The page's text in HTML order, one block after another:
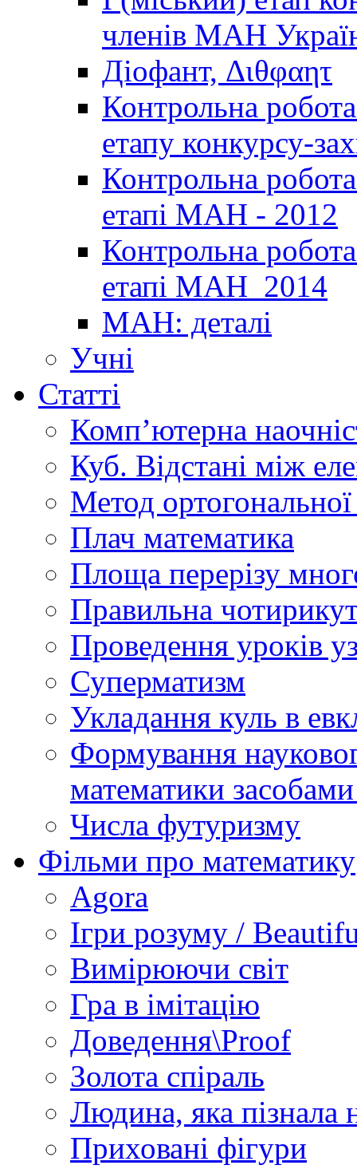
членів МАН
Діофант, Διθφαητ
Контрольна
етапу конкурсу-
Контрольна
етапі МАН - 2012
Контрольна
етапі МАН_2014
МАН: деталі
Учні
Статті
Комп’ютерна
Куб. Відстані між
Метод ортогональної
Плач математика
Площа перерізу
Правильна
Проведення уроків
Суперматизм
Укладання куль в
Формування
математики
Числа футуризму
Фільми про математику
Agora
Ігри розуму /
Вимірюючи світ
Гра в імітацію
Доведення\Proof
Золота спіраль
Людина, яка пізнала
Приховані фігури